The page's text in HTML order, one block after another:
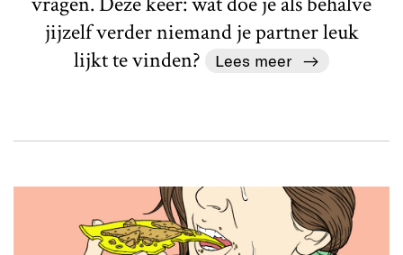
jijzelf verder niemand je partner leuk
lijkt te vinden?
Lees meer